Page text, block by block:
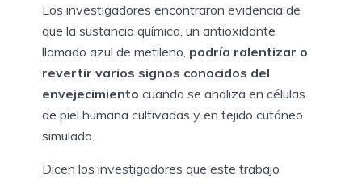
Los investigadores encontraron evidencia de
que la sustancia química, un antioxidante
llamado azul de metileno, podría ralentizar o
revertir varios signos conocidos del
envejecimiento cuando se analiza en células
de piel humana cultivadas y en tejido cutáneo
simulado.
Dicen los investigadores que este trabajo